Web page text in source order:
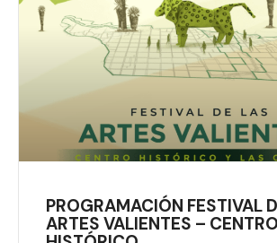
PROGRAMACIÓN FESTIVAL
ARTES VALIENTES – CENTRO